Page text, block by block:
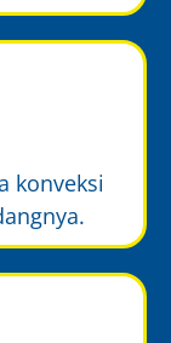
konveksi